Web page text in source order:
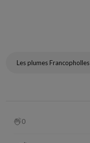
Les plumes Francopholles
0